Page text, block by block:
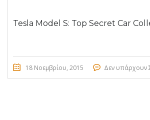
Tesla Model S: Top Secret Car
18 Νοεμβρίου, 2015 Δεν υπάρχουν